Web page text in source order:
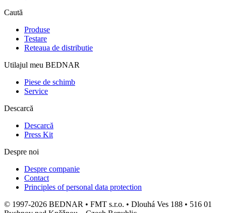
Caută
Produse
Testare
Reteaua de distributie
Utilajul meu BEDNAR
Piese de schimb
Service
Descarcă
Descarcă
Press Kit
Despre noi
Despre companie
Contact
Principles of personal data protection
© 1997-2026 BEDNAR • FMT s.r.o. • Dlouhá Ves 188 • 516 01